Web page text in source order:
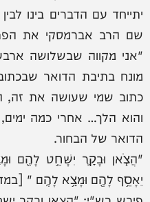
יתייחד עם הדברים בינו
שם הרב אברמסקי את
"אני מקווה שבשלושה
מונח בתיבת הדואר
כתוב שמי שעושה את זה,
והוא הלך… אחרי כמה
הדואר של הבחור.
"הֲצֹ֧אן וּבָקָ֛ר יִשָּׁחֵ֥ט לָהֶ֖ם
יֵאָסֵ֥ף לָהֶ֖ם וּמָצָ֥א לָהֶֽם "